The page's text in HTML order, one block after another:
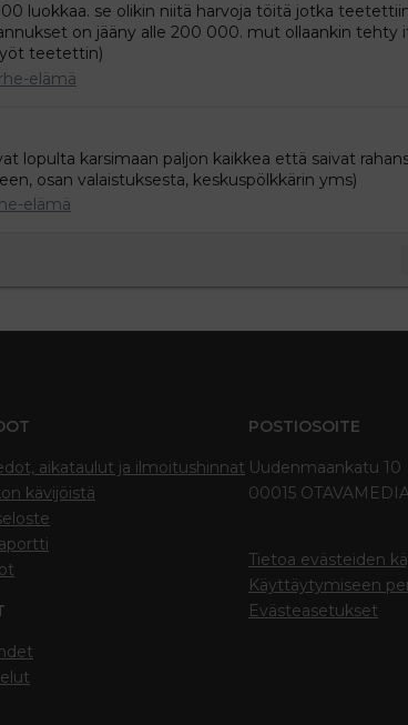
luokkaa. se olikin niitä harvoja töitä jotka
on jääny alle 200 000. mut ollaankin tehty
teetettin)
elämä
lopulta karsimaan paljon kaikkea että saivat
osan valaistuksesta, keskuspölkkärin yms)
elämä
aikataulut ja ilmoitushinnat
kävijöistä
POSTIOSOITE
Uudenmaankatu 10
00015
Tietoa evästeiden
Käyttäytymiseen
Evästeasetukset